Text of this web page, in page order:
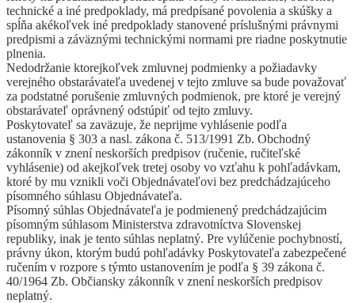
technické a iné predpoklady, má predpísané povolenia a skúšky a
spĺňa akékoľvek iné predpoklady stanovené príslušnými právnymi
predpismi a záväznými technickými normami pre riadne poskytnutie
plnenia.
Nedodržanie ktorejkoľvek zmluvnej podmienky a požiadavky
verejného obstarávateľa uvedenej v tejto zmluve sa bude považovať
za podstatné porušenie zmluvných podmienok, pre ktoré je verejný
obstarávateľ oprávnený odstúpiť od tejto zmluvy.
Poskytovateľ sa zaväzuje, že neprijme vyhlásenie podľa
ustanovenia § 303 a nasl. zákona č. 513/1991 Zb. Obchodný
zákonník v znení neskorších predpisov (ručenie, ručiteľské
vyhlásenie) od akejkoľvek tretej osoby vo vzťahu k pohľadávkam,
ktoré by mu vznikli voči Objednávateľovi bez predchádzajúceho
písomného súhlasu Objednávateľa.
Písomný súhlas Objednávateľa je podmienený predchádzajúcim
písomným súhlasom Ministerstva zdravotníctva Slovenskej
republiky, inak je tento súhlas neplatný. Pre vylúčenie pochybností,
právny úkon, ktorým budú pohľadávky Poskytovateľa zabezpečené
ručením v rozpore s týmto ustanovením je podľa § 39 zákona č.
40/1964 Zb. Občiansky zákonník v znení neskorších predpisov
neplatný.